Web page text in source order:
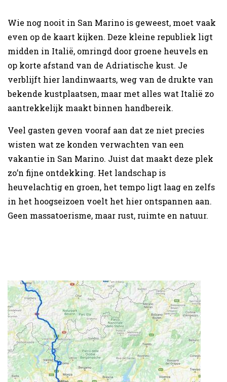
Wie nog nooit in San Marino is geweest, moet vaak
even op de kaart kijken. Deze kleine republiek ligt
midden in Italië, omringd door groene heuvels en
op korte afstand van de Adriatische kust. Je
verblijft hier landinwaarts, weg van de drukte van
bekende kustplaatsen, maar met alles wat Italië zo
aantrekkelijk maakt binnen handbereik.
Veel gasten geven vooraf aan dat ze niet precies
wisten wat ze konden verwachten van een
vakantie in San Marino. Juist dat maakt deze plek
zo’n fijne ontdekking. Het landschap is
heuvelachtig en groen, het tempo ligt laag en zelfs
in het hoogseizoen voelt het hier ontspannen aan.
Geen massatoerisme, maar rust, ruimte en natuur.